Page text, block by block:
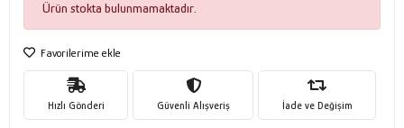
Ürün stokta bulunmamaktadır.
Favorilerime ekle
Hızlı Gönderi Güvenli Alışveriş İade ve Değişim